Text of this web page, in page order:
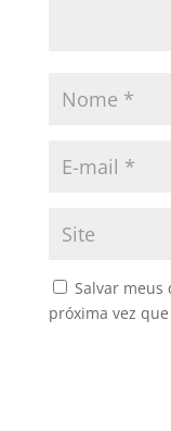
Salvar meus
próxima vez